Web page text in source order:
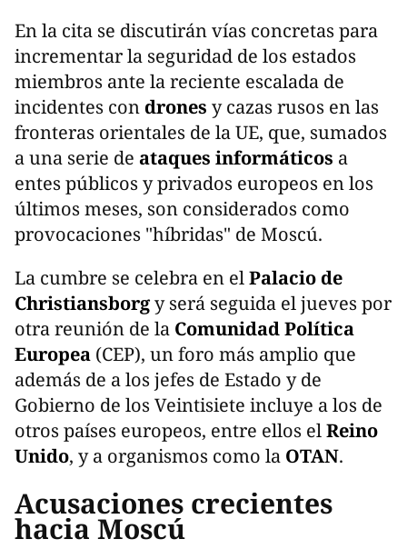
En la cita se discutirán vías concretas para
incrementar la seguridad de los estados
miembros ante la reciente escalada de
incidentes con drones y cazas rusos en las
fronteras orientales de la UE, que, sumados
a una serie de ataques informáticos a
entes públicos y privados europeos en los
últimos meses, son considerados como
provocaciones "híbridas" de Moscú.
La cumbre se celebra en elPalacio de
Christiansborgy será seguida el jueves por
otra reunión de la Comunidad Política
Europea (CEP), un foro más amplio que
además de a los jefes de Estado y de
Gobierno de los Veintisiete incluye a los de
otros países europeos, entre ellos elReino
Unido, y a organismos como la OTAN.
Acusaciones crecientes
hacia Moscú